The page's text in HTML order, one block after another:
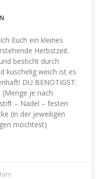
Euch ein kleines
Herbstzeit.
besticht durch
kuschelig weich ist es
DU BENÖTIGST:
je nach
– Nadel – festen
(in der jeweiligen
möchtest)